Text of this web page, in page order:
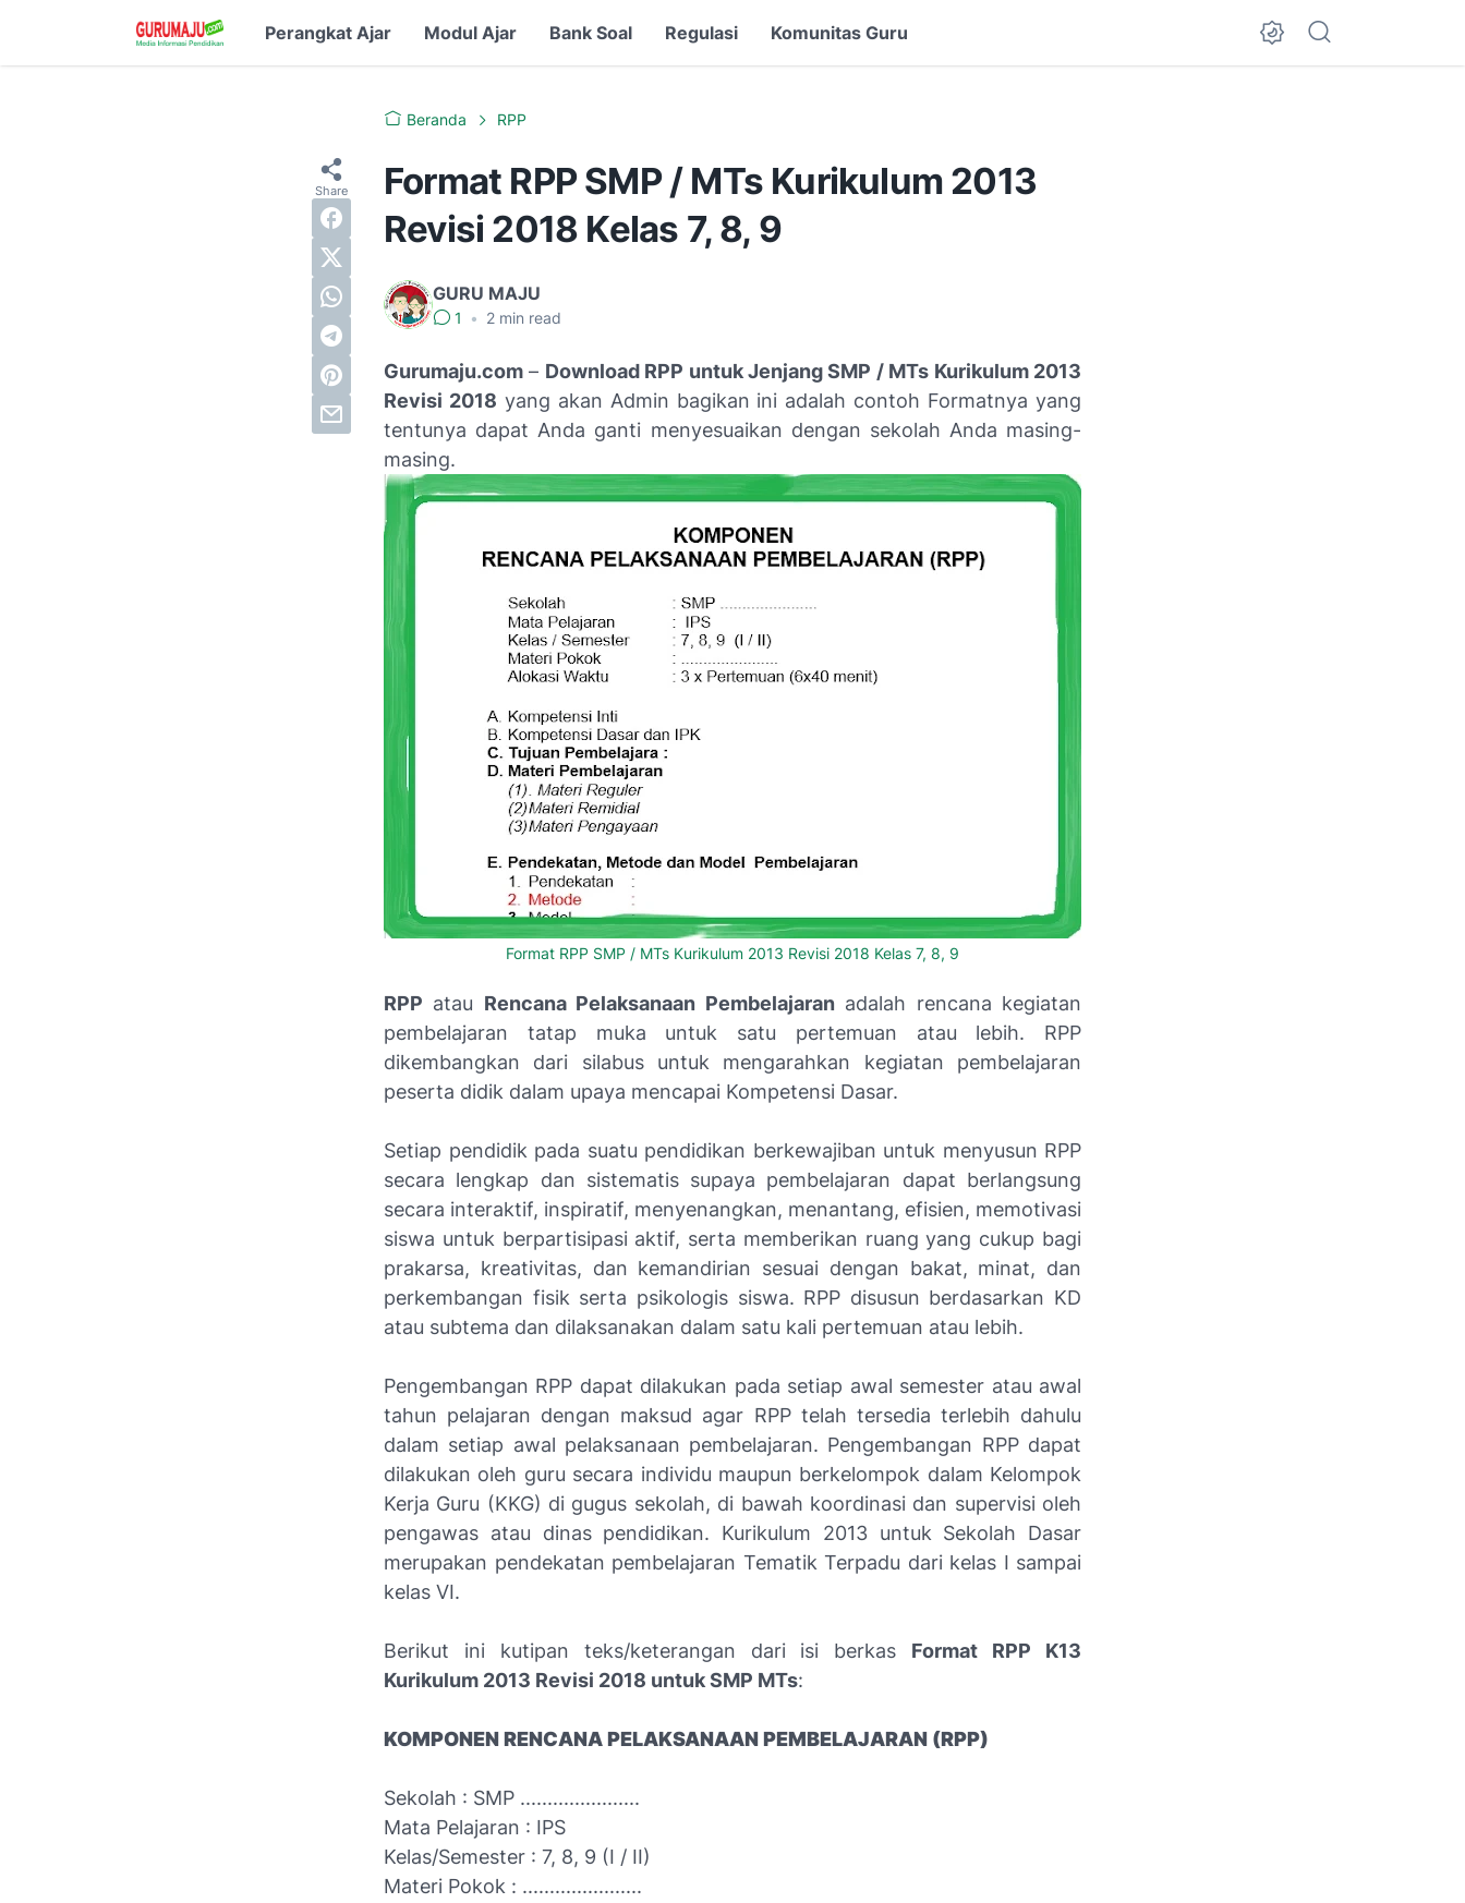
Perangkat Ajar Modul Ajar Bank Soal Regulasi Komunitas Guru
Beranda RPP
Format RPP SMP / MTs Kurikulum 2013
Revisi 2018 Kelas 7, 8, 9
GURU MAJU
1 • 2 min read
Gurumaju.com – Download RPP untuk Jenjang SMP / MTs Kurikulum 2013
Revisi 2018 yang akan Admin bagikan ini adalah contoh Formatnya yang
tentunya dapat Anda ganti menyesuaikan dengan sekolah Anda masing-
masing.
Format RPP SMP / MTs Kurikulum 2013 Revisi 2018 Kelas 7, 8, 9
RPP atau Rencana Pelaksanaan Pembelajaranadalah rencana kegiatan
pembelajaran tatap muka untuk satu pertemuan atau lebih. RPP
dikembangkan dari silabus untuk mengarahkan kegiatan pembelajaran
peserta didik dalam upaya mencapai Kompetensi Dasar.
Setiap pendidik pada suatu pendidikan berkewajiban untuk menyusun RPP
secara lengkap dan sistematis supaya pembelajaran dapat berlangsung
secara interaktif, inspiratif, menyenangkan, menantang, efisien, memotivasi
siswa untuk berpartisipasi aktif, serta memberikan ruang yang cukup bagi
prakarsa, kreativitas, dan kemandirian sesuai dengan bakat, minat, dan
perkembangan fisik serta psikologis siswa. RPP disusun berdasarkan KD
atau subtema dan dilaksanakan dalam satu kali pertemuan atau lebih.
Pengembangan RPP dapat dilakukan pada setiap awal semester atau awal
tahun pelajaran dengan maksud agar RPP telah tersedia terlebih dahulu
dalam setiap awal pelaksanaan pembelajaran. Pengembangan RPP dapat
dilakukan oleh guru secara individu maupun berkelompok dalam Kelompok
Kerja Guru (KKG) di gugus sekolah, di bawah koordinasi dan supervisi oleh
pengawas atau dinas pendidikan. Kurikulum 2013 untuk Sekolah Dasar
merupakan pendekatan pembelajaran Tematik Terpadu dari kelas I sampai
kelas VI.
Berikut ini kutipan teks/keterangan dari isi berkas Format RPP K13
Kurikulum 2013 Revisi 2018 untuk SMP MTs:
KOMPONEN RENCANA PELAKSANAAN PEMBELAJARAN (RPP)
Sekolah : SMP ......................
Mata Pelajaran : IPS
Kelas/Semester : 7, 8, 9 (I / II)
Materi Pokok : ......................